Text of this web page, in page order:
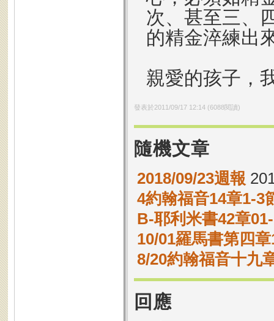
次、甚至三、
的精金淬練出
親愛的孩子，
發表於2011/09/17 12:14(6088閱讀)
隨機文章
2018/09/23週報
4約翰福音14章1-3
B-耶利米書42章
10/01羅馬書第四
8/20約翰福音十九
回應